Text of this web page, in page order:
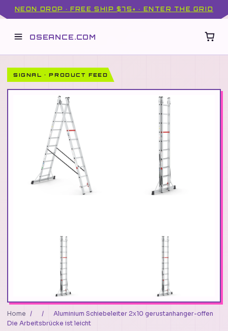
NEON DROP · FREE SHIP $75+ · ENTER THE GRID
OSEANCE.COM
SIGNAL · PRODUCT FEED
Home / /
Aluminium Schiebeleiter 2x10 gerustanhanger-offen
Die Arbeitsbrücke ist leicht